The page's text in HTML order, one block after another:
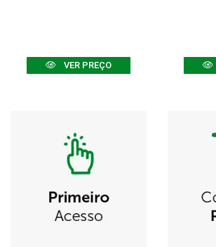
VER PREÇO